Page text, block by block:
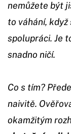
nemůžete být
to váhání,
spolupráci. Je
snadno ničí.
Co s tím?
naivitě.
okamžitým